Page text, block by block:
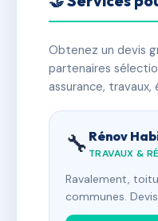
Obtenez un devis
partenaires
assurance, travaux,
🔧 Rénov
TRAVAUX &
Ravalement,
communes.